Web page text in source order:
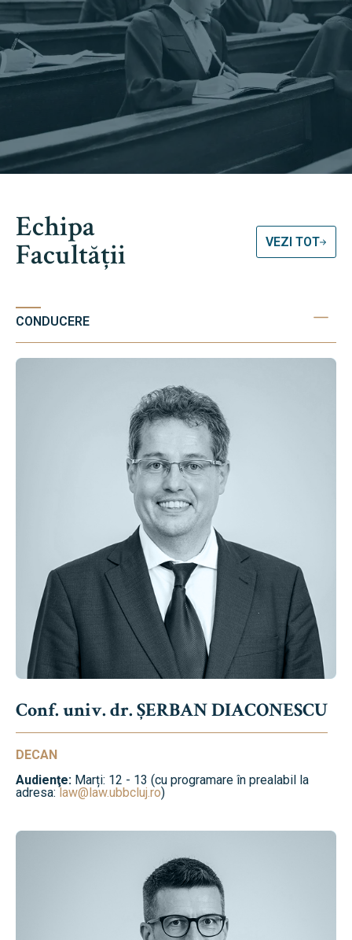
Echipa
Facultății VEZI TOT
CONDUCERE
Conf. univ. dr. ȘERBAN DIACONESCU
DECAN
Audienţe: Marți: 12 - 13 (cu programare în prealabil la
adresa:law@law.ubbcluj.ro)